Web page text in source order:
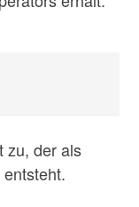
zu, der als
entsteht.